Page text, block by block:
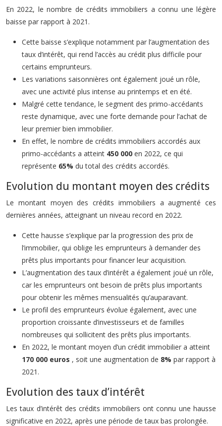
En 2022, le nombre de crédits immobiliers a connu une légère
baisse par rapport à 2021.
Cette baisse s’explique notamment par l’augmentation des
taux d’intérêt, qui rend l’accès au crédit plus difficile pour
certains emprunteurs.
Les variations saisonnières ont également joué un rôle,
avec une activité plus intense au printemps et en été.
Malgré cette tendance, le segment des primo-accédants
reste dynamique, avec une forte demande pour l’achat de
leur premier bien immobilier.
En effet, le nombre de crédits immobiliers accordés aux
primo-accédants a atteint 450 000 en 2022, ce qui
représente 65% du total des crédits accordés.
Evolution du montant moyen des crédits
Le montant moyen des crédits immobiliers a augmenté ces
dernières années, atteignant un niveau record en 2022.
Cette hausse s’explique par la progression des prix de
l’immobilier, qui oblige les emprunteurs à demander des
prêts plus importants pour financer leur acquisition.
L’augmentation des taux d’intérêt a également joué un rôle,
car les emprunteurs ont besoin de prêts plus importants
pour obtenir les mêmes mensualités qu’auparavant.
Le profil des emprunteurs évolue également, avec une
proportion croissante d’investisseurs et de familles
nombreuses qui sollicitent des prêts plus importants.
En 2022, le montant moyen d’un crédit immobilier a atteint
170 000 euros , soit une augmentation de 8% par rapport à
2021.
Evolution des taux d’intérêt
Les taux d’intérêt des crédits immobiliers ont connu une hausse
significative en 2022, après une période de taux bas prolongée.